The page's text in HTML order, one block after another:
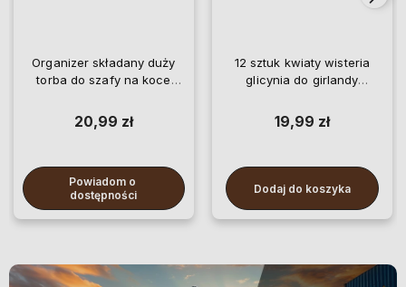
Organizer składany duży
torba do szafy na koce
20,99 zł
Powiadom o
dostępności
12 sztuk kwiaty wisteria
glicynia do girlandy
19,99 zł
Dodaj do koszyka